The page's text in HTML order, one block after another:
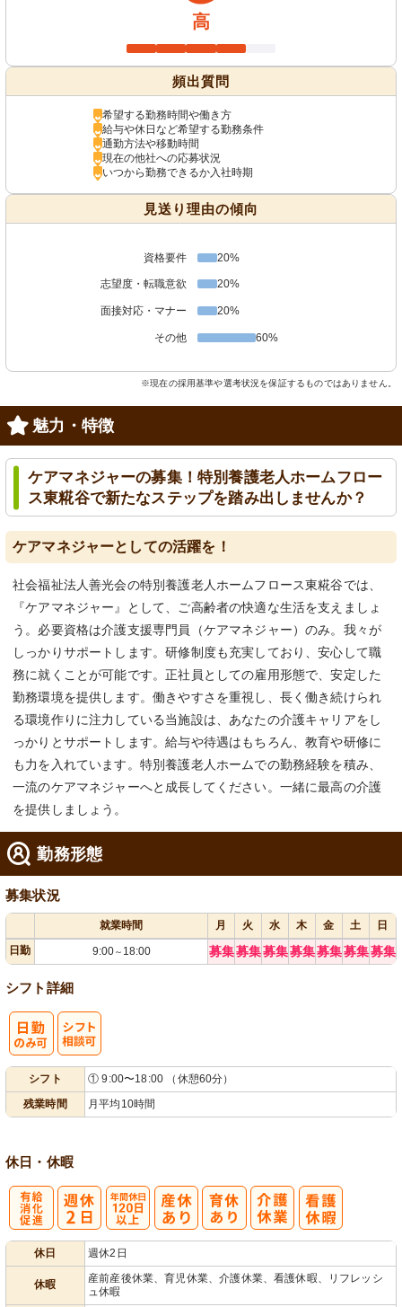
高
頻出質問
希望する勤務時間や働き方
給与や休日など希望する勤務条件
通勤方法や移動時間
現在の他社への応募状況
いつから勤務できるか入社時期
見送り理由の傾向
資格要件 20%
志望度・転職意欲 20%
面接対応・マナー 20%
その他 60%
※現在の採用基準や選考状況を保証するものではありません。
魅力・特徴
ケアマネジャーの募集！特別養護老人ホームフロー
ス東糀谷で新たなステップを踏み出しませんか？
ケアマネジャーとしての活躍を！
社会福祉法人善光会の特別養護老人ホームフロース東糀谷では、
『ケアマネジャー』として、ご高齢者の快適な生活を支えましょ
う。必要資格は介護支援専門員（ケアマネジャー）のみ。我々が
しっかりサポートします。研修制度も充実しており、安心して職
務に就くことが可能です。正社員としての雇用形態で、安定した
勤務環境を提供します。働きやすさを重視し、長く働き続けられ
る環境作りに注力している当施設は、あなたの介護キャリアをし
っかりとサポートします。給与や待遇はもちろん、教育や研修に
も力を入れています。特別養護老人ホームでの勤務経験を積み、
一流のケアマネジャーへと成長してください。一緒に最高の介護
を提供しましょう。
勤務形態
募集状況
就業時間 月 火 水 木 金 土
日
日勤
9:00～ 18:00 募集募集募集募集募集募集募集
シフト詳細
シフト
① 9:00〜18:00 （休憩60分）
残業時間
月平均10時間
休日・休暇
休日 週休2日
休暇
産前産後休業、育児休業、介護休業、看護休暇、リフレッシ
ュ休暇